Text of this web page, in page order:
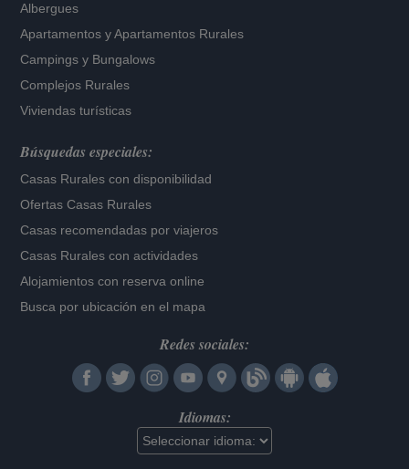
Albergues
Apartamentos yApartamentos Rurales
Campings y Bungalows
Complejos Rurales
Viviendas turísticas
Búsquedas especiales:
Casas Rurales con disponibilidad
Ofertas Casas Rurales
Casas recomendadas por viajeros
Casas Rurales con actividades
Alojamientos con reserva online
Busca por ubicación en el mapa
Redes sociales:
Idiomas: